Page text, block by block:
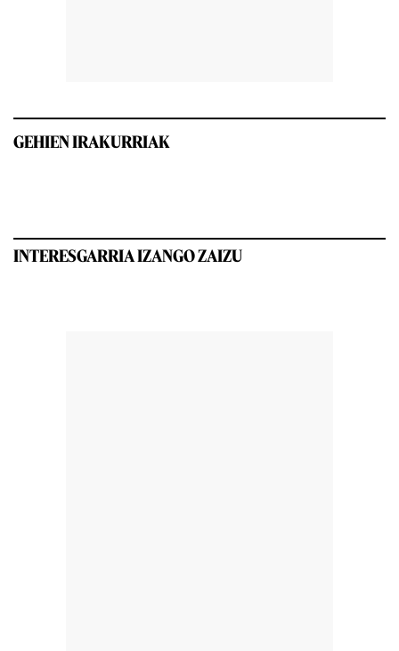
GEHIEN IRAKURRIAK
INTERESGARRIA IZANGO ZAIZU